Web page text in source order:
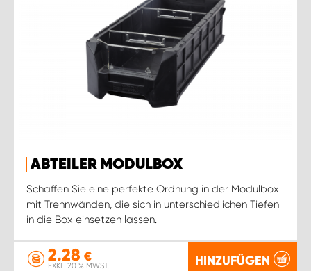
ABTEILER MODULBOX
Schaffen Sie eine perfekte Ordnung in der Modulbox
mit Trennwänden, die sich in unterschiedlichen Tiefen
in die Box einsetzen lassen.
2.28 €
EXKL. 20 % MWST. HINZUFÜGEN